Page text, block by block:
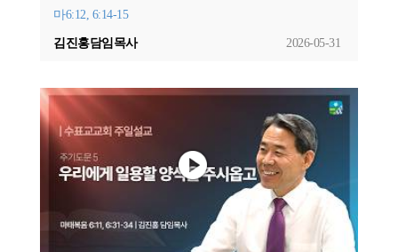
마6:12, 6:14-15
2026-05-31
김진홍담임목사